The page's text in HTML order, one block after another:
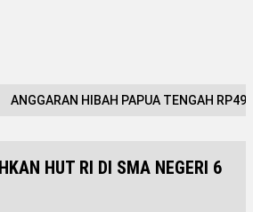
ANGGARAN HIBAH PAPUA TENGAH
HUT RI DI SMA NEGERI 6